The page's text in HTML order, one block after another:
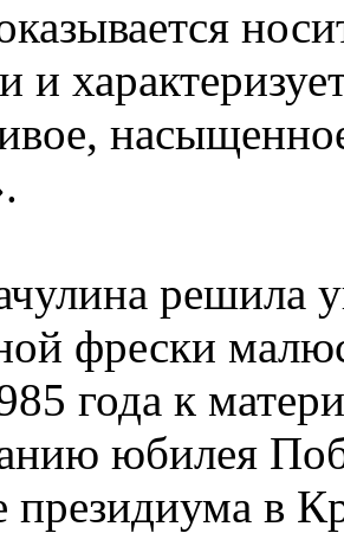
и
решила
фрески
года к
юбилея
президиума в